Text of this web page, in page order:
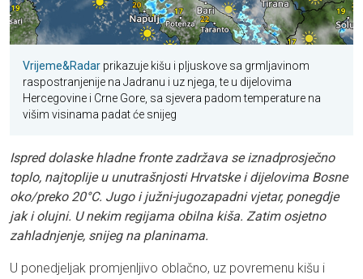
Vrijeme&Radar prikazuje kišu i pljuskove sa grmljavinom
raspostranjenije na Jadranu i uz njega, te u dijelovima
Hercegovine i Crne Gore, sa sjevera padom temperature na
višim visinama padat će snijeg
Ispred dolaske hladne fronte zadržava se iznadprosječno
toplo, najtoplije u unutrašnjosti Hrvatske i dijelovima Bosne
oko/preko 20°C. Jugo i južni-jugozapadni vjetar, ponegdje
jak i olujni. U nekim regijama obilna kiša. Zatim osjetno
zahladnjenje, snijeg na planinama.
U ponedjeljak promjenljivo oblačno, uz povremenu kišu i